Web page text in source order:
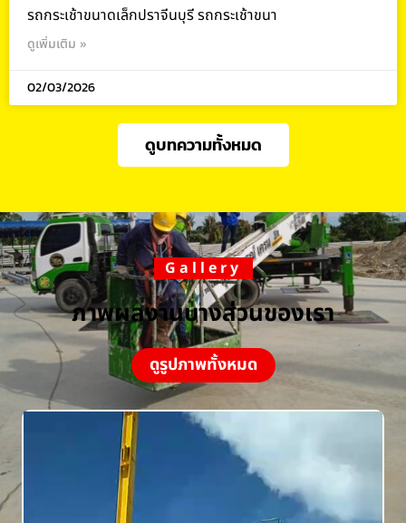
รถกระเช้าขนาดเล็กปราจีนบุรี รถกระเช้าขนา
ดูเพิ่มเติม »
02/03/2026
ดูบทความทั้งหมด
Gallery
ภาพผลงานบางส่วนของเรา
ดูรูปภาพทั้งหมด